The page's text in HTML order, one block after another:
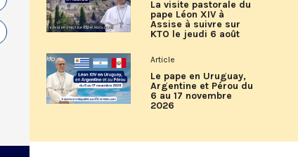
La visite pastorale du
pape Léon XIV à
Assise à suivre sur
KTO le jeudi 6 août
Article
Le pape en Uruguay,
Argentine et Pérou du
6 au 17 novembre
2026